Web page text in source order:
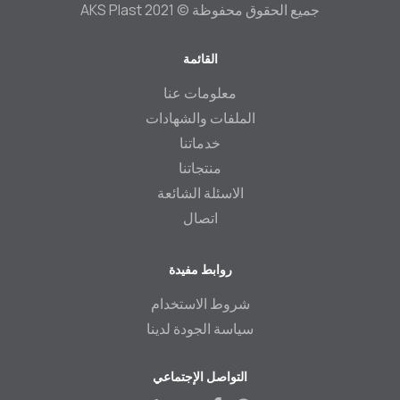
جميع الحقوق محفوظة © 2021 AKS Plast
القائمة
معلومات عنا
الملفات والشھادات
خدماتنا
منتجاتنا
الاسئلة الشائعة
اتصال
روابط مفيدة
شروط الاستخدام
سياسة الجودة لدينا
التواصل الإجتماعي